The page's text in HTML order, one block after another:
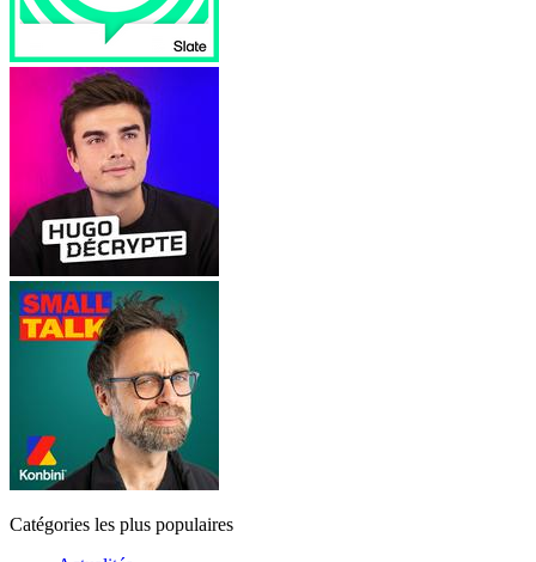
Catégories les plus populaires